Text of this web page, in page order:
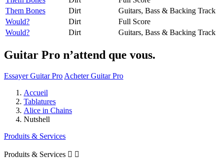
Them Bones
Dirt
Guitars, Bass & Backing Track
Would?
Dirt
Full Score
Would?
Dirt Guitars, Bass & Backing Track
Guitar Pro n’attend que vous.
Essayer Guitar Pro Acheter Guitar Pro
Accueil
Tablatures
Alice in Chains
Nutshell
Produits & Services
Produits & Services  